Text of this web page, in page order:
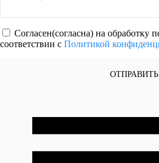
Согласен(согласна) на обработку
соответствии с Политикой
ОТПРАВИТЬ